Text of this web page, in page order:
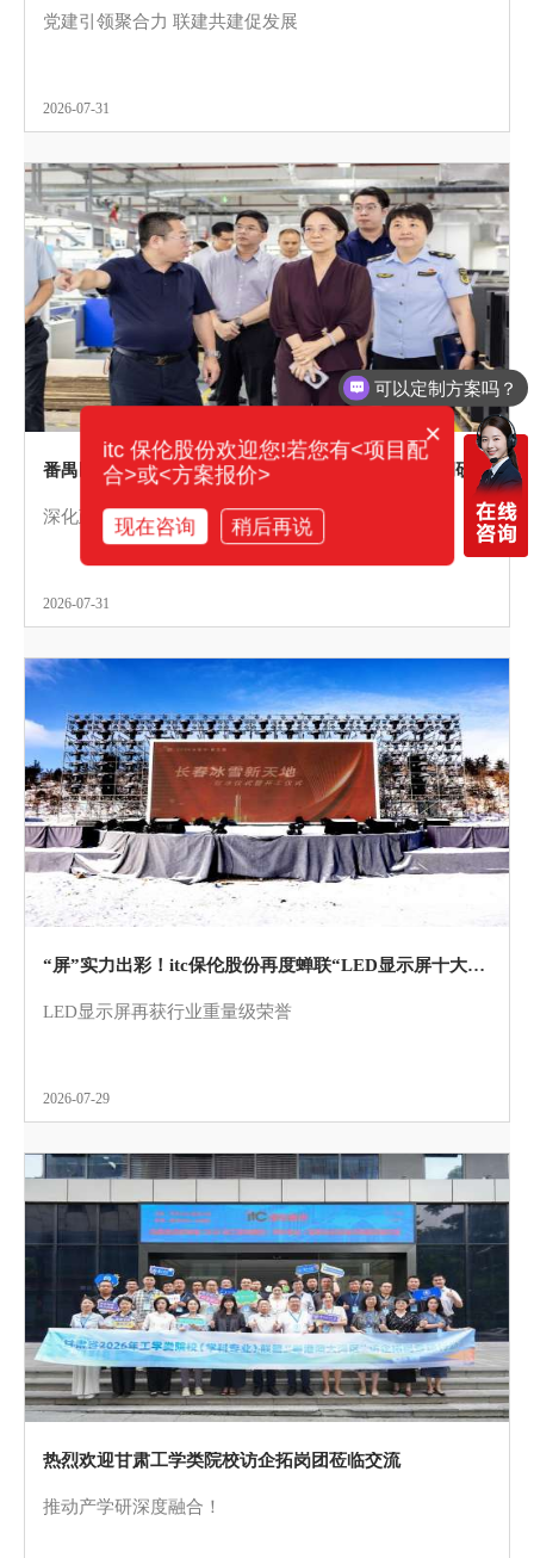
党建引领聚合力 联建共建促发展
2026-07-31
番禺区市场监督管理局联合广检集团赴itc保伦股份调研考察，共促音视频产业高质量发展
深化政企协同联动，扎实推进“质量强区”战略落地
2026-07-31
“屏”实力出彩！itc保伦股份再度蝉联“LED显示屏十大品牌”！
LED显示屏再获行业重量级荣誉
2026-07-29
热烈欢迎甘肃工学类院校访企拓岗团莅临交流
推动产学研深度融合！
可以定制方案吗？
你们电话多少？
×
itc 保伦股份欢迎您!若您有<项目配
合>或<方案报价>
现在咨询 稍后再说